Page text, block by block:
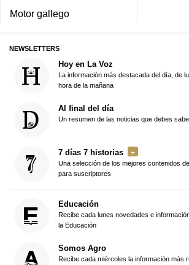
Motor gallego
NEWSLETTERS
Hoy en La Voz
La información más destacada del día, de
hora de la mañana
Al final del día
Un resumen de las noticias que debes
7 días 7 historias
Una selección de los mejores contenidos
para suscriptores
Educación
Recibe cada lunes novedades e
la Educación
Somos Agro
Recibe cada miércoles la información más